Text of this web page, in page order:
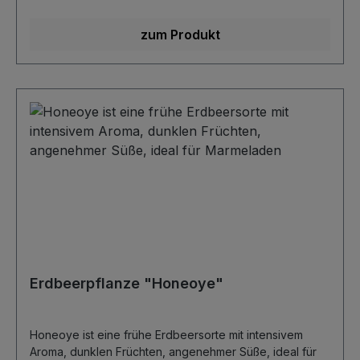
Wurzelhals schaut knapp raus.Düngung: je nach
geben- viele weitere Infos bei den Infoseiten weiter
zum Produkt
Erdbeerpflanze "Honeoye"
Honeoye ist eine frühe Erdbeersorte mit intensivem
Aroma, dunklen Früchten, angenehmer Süße, ideal für